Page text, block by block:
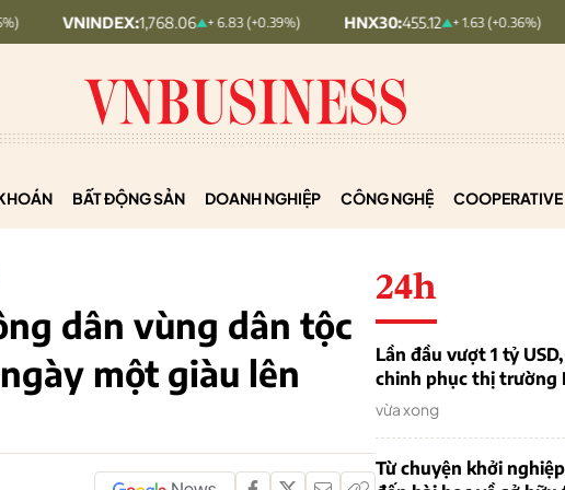
1,768.06 + 6.83 (+0.39%) HNX30: 455.12 + 1.63 (+0.36%)
BẤT ĐỘNG SẢN DOANH NGHIỆP CÔNG NGHỆ COOPERATIVE
dân vùng dân tộc
một giàu lên
24h
Lần đầu vượt 1 tỷ
chinh phục thị trường
vừa xong
Từ chuyện khởi